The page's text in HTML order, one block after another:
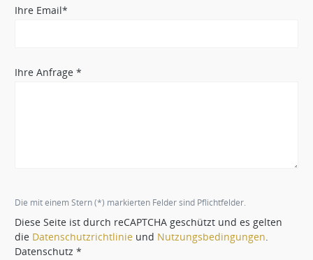
Ihre Email*
Ihre Anfrage *
Die mit einem Stern (*) markierten Felder sind Pflichtfelder.
Diese Seite ist durch reCAPTCHA geschützt und es gelten
die Datenschutzrichtlinie und Nutzungsbedingungen
Datenschutz *